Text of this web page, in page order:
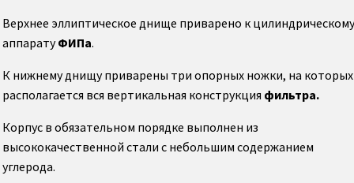
Рабочее колесо дымососа (вентилятора)
Осевой направляющий аппарат дымососа
(вентилятора)
Вентиляторы дутьевые центробежные ВД
Вентиляторы ВДН
Верхнее эллиптическое днище приварено к цилиндрическому
аппаратуФИПа.
К нижнему днищу приварены три опорных ножки, на которых
располагается вся вертикальная конструкция фильтра.
Корпус в обязательном порядке выполнен из
высококачественной стали с небольшим содержанием
углерода.